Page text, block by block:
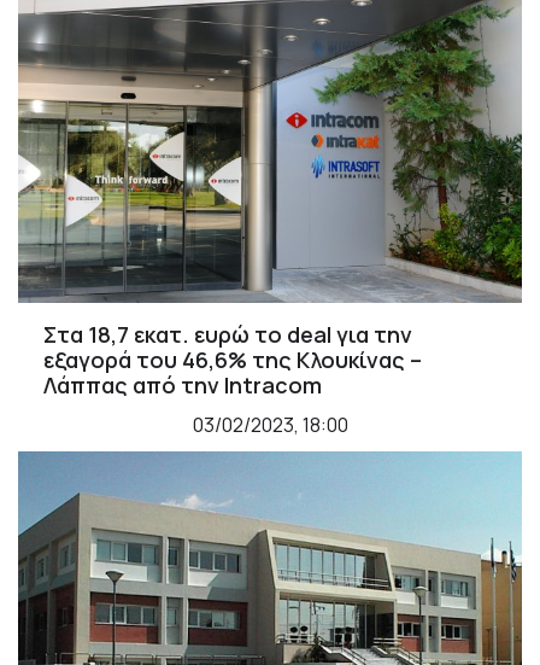
Στα 18,7 εκατ. ευρώ το deal για την
εξαγορά του 46,6% της Κλουκίνας –
Λάππας από την Intracom
03/02/2023, 18:00